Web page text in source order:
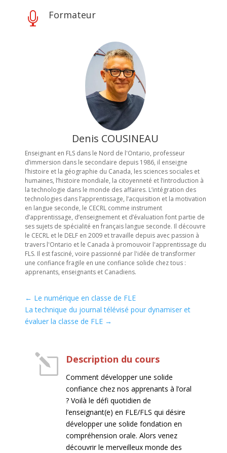
 Formateur
Denis COUSINEAU
Enseignant en FLS dans le Nord de l'Ontario, professeur
d’immersion dans le secondaire depuis 1986, il enseigne
l’histoire et la géographie du Canada, les sciences sociales et
humaines, l’histoire mondiale, la citoyenneté et l’introduction à
la technologie dans le monde des affaires. L’intégration des
technologies dans l’apprentissage, l’acquisition et la motivation
en langue seconde, le CECRL comme instrument
d’apprentissage, d’enseignement et d’évaluation font partie de
ses sujets de spécialité en français langue seconde. Il découvre
le CECRL et le DELF en 2009 et travaille depuis avec passion à
travers l'Ontario et le Canada à promouvoir l'apprentissage du
FLS. Il est fasciné, voire passionné par l'idée de transformer
une confiance fragile en une confiance solide chez tous :
apprenants, enseignants et Canadiens.
← Le numérique en classe de FLE
La technique du journal télévisé pour dynamiser et
évaluer la classe de FLE→
l Description du cours
Comment développer une solide
confiance chez nos apprenants à l’oral
? Voilà le défi quotidien de
l’enseignant(e) en FLE/FLS qui désire
développer une solide fondation en
compréhension orale. Alors venez
découvrir le merveilleux monde des